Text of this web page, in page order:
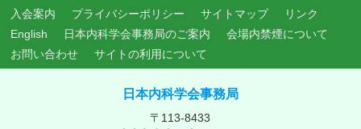
入会案内 プライバシーポリシー サイトマップ
リンク
English
日本内科学会事務局のご案内
会場内禁煙について
お問い合わせ
サイトの利用について
日本内科学会事務局
〒113-8433